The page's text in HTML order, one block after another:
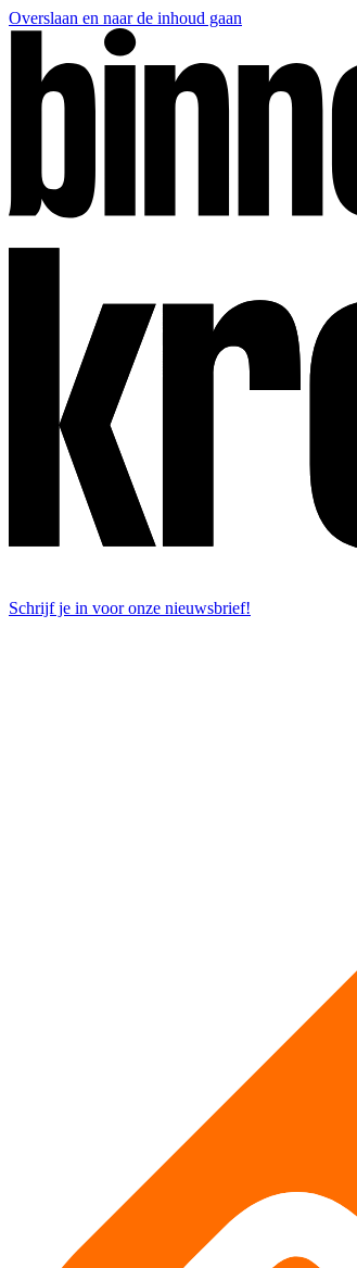
Overslaan en naar de inhoud gaan
Schrijf je in voor onze nieuwsbrief!